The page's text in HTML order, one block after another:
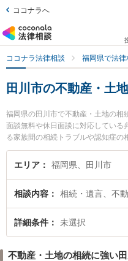
ココナラへ
ココナラ法律相談 福岡県で法
田川市の不動産・土
福岡県の田川市で不動産・土地の相
面談無料や休日面談に対応している
る家族間の相続トラブルや認知症の
み検索もでき便利です。特に田川市
川第一法律事務所の澤 雅人弁護士
『不動産・土地の相続のトラブル
い』『初回相談無料で不動産・土
に相談予約したい』などでお困りの
エリア 福岡県、田川市
相談内容 相続・遺言、不
詳細条件 未選択
不動産・土地の相続に強い